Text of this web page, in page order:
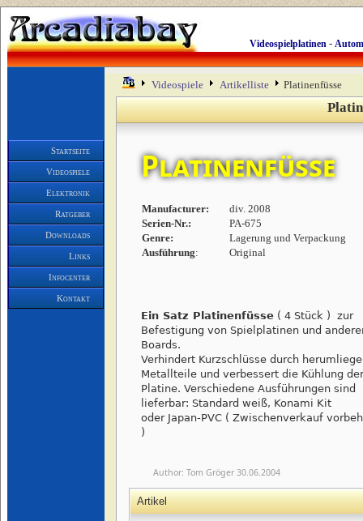
Videospielplatinen-
Startseite
Videospiele
Elektronik
Ratgeber
Downloads
Links
Infocenter
Kontakt
Videospiele Artikelliste Platinenfüsse
Platinenfüsse
Manufacturer:
div. 2008
Serien-Nr.:
PA-675
Genre:
Lagerung und Verpackung
Ausführung: Original
Ein Satz Platinenfüsse ( 4 Stück ) zur
Befestigung von Spielplatinen und
Boards.
Verhindert Kurzschlüsse durch
Metallteile und verbessert die Kühlung der
Platine. Verschiedene Ausführungen sind
lieferbar: Standard weiß, Konami Kit
oder Japan-PVC ( Zwischenverkauf
)
Author: Tom Gröger 30.06.2004
Artikel